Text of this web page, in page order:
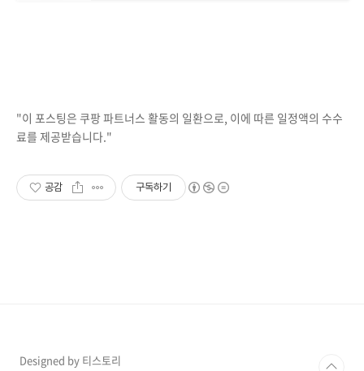
"이 포스팅은 쿠팡 파트너스 활동의 일환으로, 이에 따른 일정액의 수수
료를 제공받습니다."
공감 구독하기
Designed by 티스토리